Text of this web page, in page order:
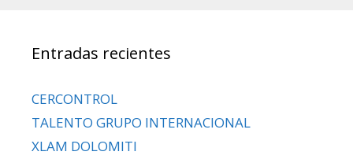
Entradas recientes
CERCONTROL
TALENTO GRUPO INTERNACIONAL
XLAM DOLOMITI